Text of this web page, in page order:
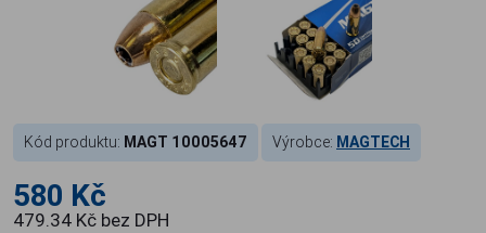
Kód produktu: MAGT 10005647 Výrobce: MAGTECH
580 Kč
479.34 Kč bez DPH